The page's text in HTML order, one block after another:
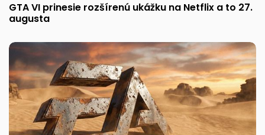
GTA VI prinesie rozšírenú ukážku na Netflix a to 27.
augusta